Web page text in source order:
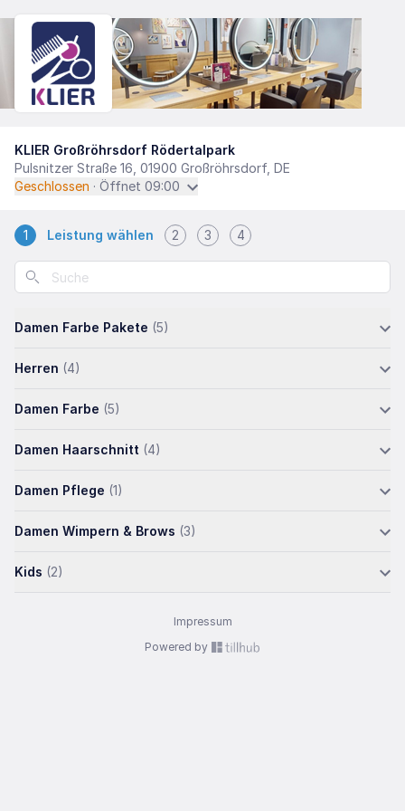
KLIER Großröhrsdorf Rödertalpark
Pulsnitzer Straße 16, 01900 Großröhrsdorf, DE
Geschlossen · Öffnet 09:00
1 Leistung wählen 2 3 4
Damen Farbe Pakete (5)
Herren (4)
Damen Farbe (5)
Damen Haarschnitt (4)
Damen Pflege (1)
Damen Wimpern & Brows (3)
Kids (2)
Impressum
Powered by